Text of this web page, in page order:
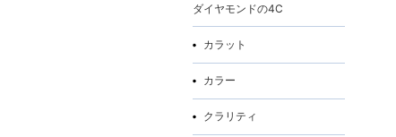
ダイヤモンドの4C
カラット
カラー
クラリティ